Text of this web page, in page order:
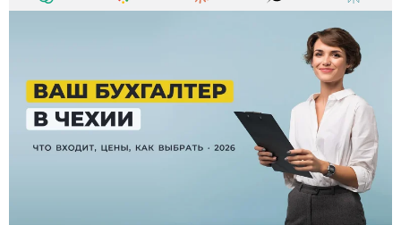
Кому подходит такой формат
Фиксированный тариф под объём вашего бизнеса
Штатный бухгалтер или внешняя команда
Как выбрать подрядчика
Как проходит переход на сопровождение в AMS Europe